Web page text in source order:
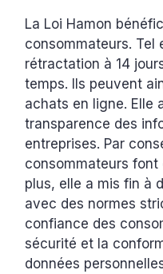
La Loi Hamon
consommateurs. Tel
rétractation à 14
temps. Ils peuvent
achats en ligne. Elle
transparence des
entreprises. Par
consommateurs font
plus, elle a mis fin à
avec des normes
confiance des
sécurité et la
données